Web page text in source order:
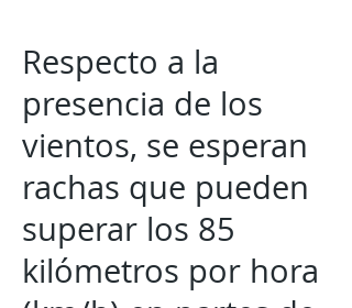
Respecto a la
presencia de los
vientos, se esperan
rachas que pueden
superar los 85
kilómetros por hora